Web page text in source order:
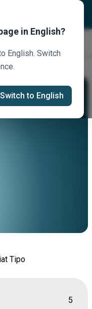
Einen Fiat Tipo
Tipo
5
in English?
English. Switch
Switch to English